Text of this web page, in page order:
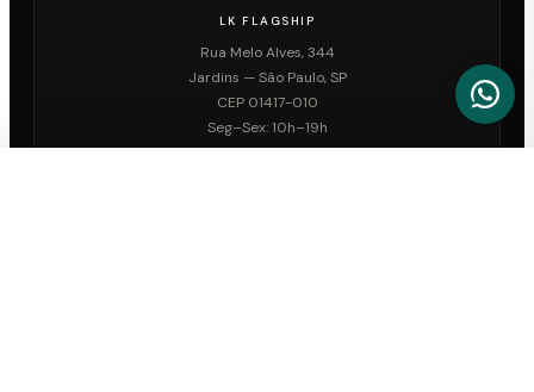
LK FLAGSHIP
Rua Melo Alves, 344
Jardins — São Paulo, SP
CEP 01417-010
Seg–Sex: 10h–19h
Sáb: 10h–18h